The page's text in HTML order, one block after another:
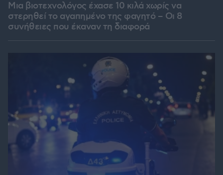
Μια βιοτεχνολόγος έχασε 10 κιλά χωρίς να
στερηθεί το αγαπημένο της φαγητό – Οι 8
συνήθειες που έκαναν τη διαφορά